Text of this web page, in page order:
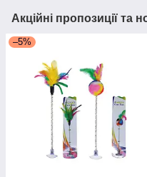
Акційні пропозиції та
–5%